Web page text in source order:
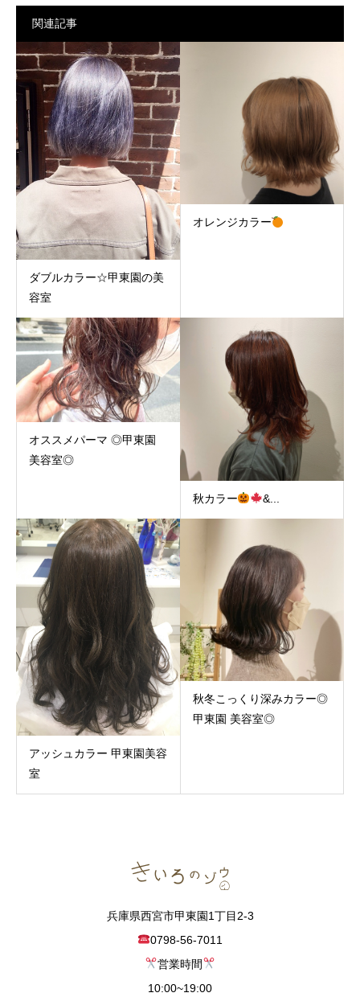
関連記事
ダブルカラー☆甲東園の美
容室
オレンジカラー
オススメパーマ ◎甲東園
美容室◎
秋カラー &...
アッシュカラー 甲東園美容
室
秋冬こっくり深みカラー◎
甲東園 美容室◎
兵庫県西宮市甲東園1丁目2-3
0798-56-7011
営業時間
10:00~19:00